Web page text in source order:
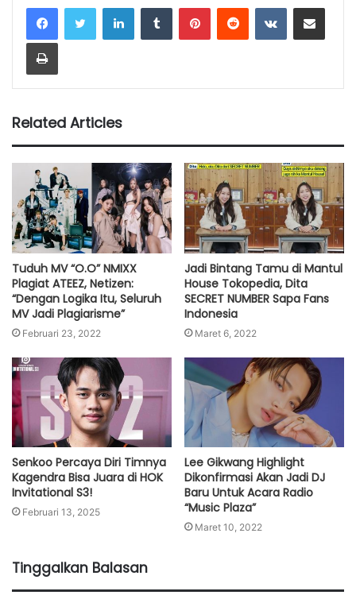
LinkedInTumblr PinterestReddit VKontakteShare via Email
Print
Related Articles
Tuduh MV “O.O” NMIXX
Plagiat ATEEZ, Netizen:
“Dengan Logika Itu, Seluruh
MV Jadi Plagiarisme”
Februari 23, 2022
Jadi Bintang Tamu di Mantul
House Tokopedia, Dita
SECRET NUMBER Sapa Fans
Indonesia
Maret 6, 2022
Senkoo Percaya Diri Timnya
Kagendra Bisa Juara di HOK
Invitational S3!
Februari 13, 2025
Lee Gikwang Highlight
Dikonfirmasi Akan Jadi DJ
Baru Untuk Acara Radio
“Music Plaza”
Maret 10, 2022
Tinggalkan Balasan